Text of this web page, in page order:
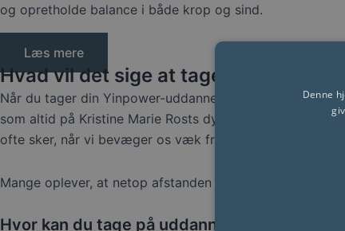
og opretholde balance i både krop og sind.
Læs mere
Hvad vil det sige at tage en
Når du tager din Yinpower-uddannelse uden for
som altid på Kristine Marie Rosts dybt integrerede
ofte sker, når vi bevæger os væk fra hverdagen.
Mange oplever, at netop afstanden til hjemmet åbner
Hvor kan du tage på uddannelsen og retreats
Denne